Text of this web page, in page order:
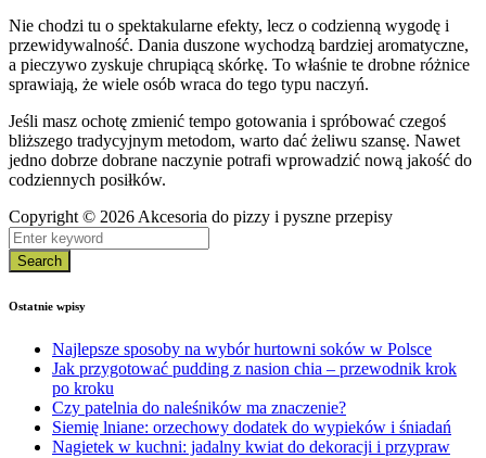
Nie chodzi tu o spektakularne efekty, lecz o codzienną wygodę i
przewidywalność. Dania duszone wychodzą bardziej aromatyczne,
a pieczywo zyskuje chrupiącą skórkę. To właśnie te drobne różnice
sprawiają, że wiele osób wraca do tego typu naczyń.
Jeśli masz ochotę zmienić tempo gotowania i spróbować czegoś
bliższego tradycyjnym metodom, warto dać żeliwu szansę. Nawet
jedno dobrze dobrane naczynie potrafi wprowadzić nową jakość do
codziennych posiłków.
Copyright © 2026 Akcesoria do pizzy i pyszne przepisy
Search
Ostatnie wpisy
Najlepsze sposoby na wybór hurtowni soków w Polsce
Jak przygotować pudding z nasion chia – przewodnik krok
po kroku
Czy patelnia do naleśników ma znaczenie?
Siemię lniane: orzechowy dodatek do wypieków i śniadań
Nagietek w kuchni: jadalny kwiat do dekoracji i przypraw